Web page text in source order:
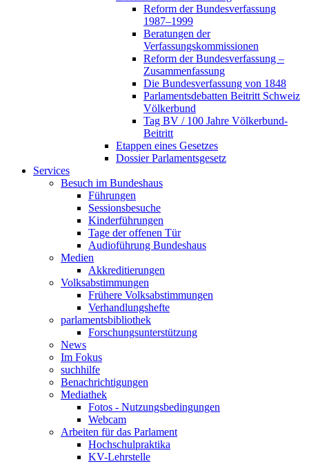
Reform der Bundesverfassung
1987–1999
Beratungen der
Verfassungskommissionen
Reform der Bundesverfassung –
Zusammenfassung
Die Bundesverfassung von 1848
Parlamentsdebatten Beitritt Schweiz
Völkerbund
Tag BV / 100 Jahre Völkerbund-
Beitritt
Etappen eines Gesetzes
Dossier Parlamentsgesetz
Services
Besuch im Bundeshaus
Führungen
Sessionsbesuche
Kinderführungen
Tage der offenen Tür
Audioführung Bundeshaus
Medien
Akkreditierungen
Volksabstimmungen
Frühere Volksabstimmungen
Verhandlungshefte
parlamentsbibliothek
Forschungsunterstützung
News
Im Fokus
suchhilfe
Benachrichtigungen
Mediathek
Fotos - Nutzungsbedingungen
Webcam
Arbeiten für das Parlament
Hochschulpraktika
KV-Lehrstelle